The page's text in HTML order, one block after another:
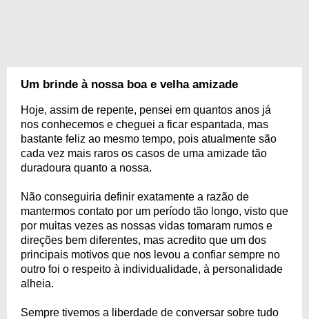
Um brinde à nossa boa e velha amizade
Hoje, assim de repente, pensei em quantos anos já
nos conhecemos e cheguei a ficar espantada, mas
bastante feliz ao mesmo tempo, pois atualmente são
cada vez mais raros os casos de uma amizade tão
duradoura quanto a nossa.
Não conseguiria definir exatamente a razão de
mantermos contato por um período tão longo, visto que
por muitas vezes as nossas vidas tomaram rumos e
direções bem diferentes, mas acredito que um dos
principais motivos que nos levou a confiar sempre no
outro foi o respeito à individualidade, à personalidade
alheia.
Sempre tivemos a liberdade de conversar sobre tudo